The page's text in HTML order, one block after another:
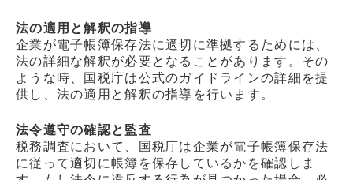
法の適用と解釈の指導
企業が電子帳簿保存法に適切に準拠するためには、
法の詳細な解釈が必要となることがあります。その
ような時、国税庁は公式のガイドラインの詳細を提
供し、法の適用と解釈の指導を行います。
法令遵守の確認と監査
税務調査において、国税庁は企業が電子帳簿保存法
に従って適切に帳簿を保存しているかを確認しま